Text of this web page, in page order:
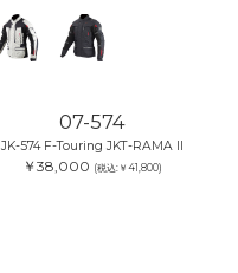
07-574
JK-574 F-Touring JKT-RAMA II
￥38,000 (税込:￥41,800)